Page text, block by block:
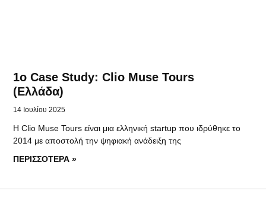
1o Case Study: Clio Muse Tours
(Ελλάδα)
14 Ιουλίου 2025
Η Clio Muse Tours είναι μια ελληνική startup που ιδρύθηκε το
2014 με αποστολή την ψηφιακή ανάδειξη της
ΠΕΡΙΣΣΟΤΕΡΑ »